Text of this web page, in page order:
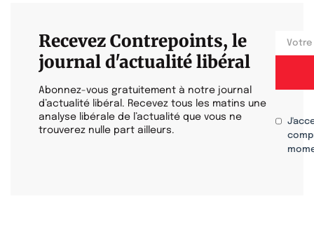
Recevez Contrepoints, le
journal d'actualité libéral
Abonnez-vous gratuitement à notre journal
d’actualité libéral. Recevez tous les matins une
analyse libérale de l’actualité que vous ne
trouverez nulle part ailleurs.